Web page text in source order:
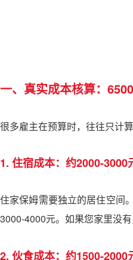
一、真实成本核算：
很多雇主在预算时，往往只计
1. 住宿成本：约2000-3000
住家保姆需要独立的居住空间
3000-4000元。如果您家里没
2. 伙食成本：约1500-2000